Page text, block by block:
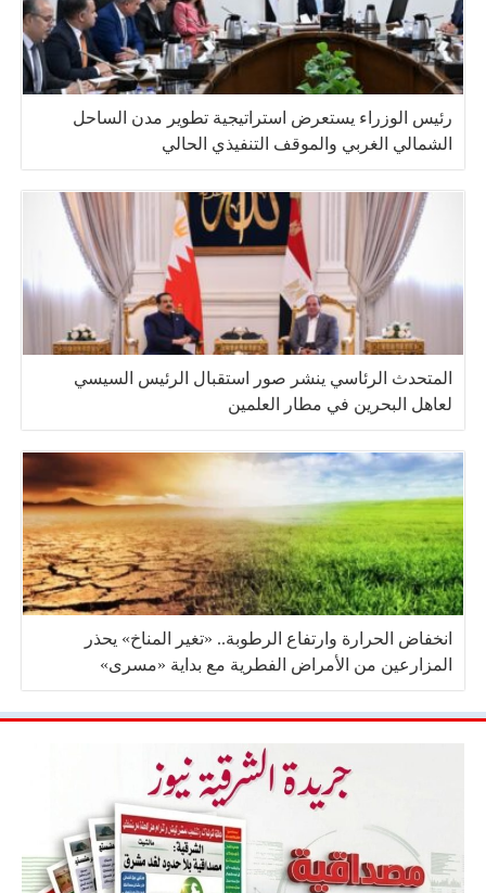
رئيس الوزراء يستعرض استراتيجية تطوير مدن الساحل
الشمالي الغربي والموقف التنفيذي الحالي
المتحدث الرئاسي ينشر صور استقبال الرئيس السيسي
لعاهل البحرين في مطار العلمين
انخفاض الحرارة وارتفاع الرطوبة.. «تغير المناخ» يحذر
المزارعين من الأمراض الفطرية مع بداية «مسرى»